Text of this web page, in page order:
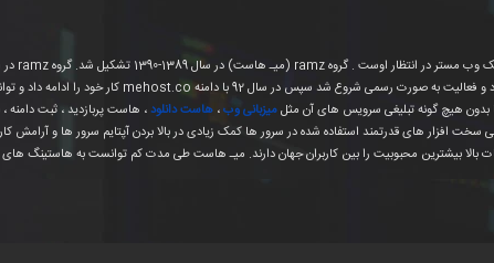
بدون هیچ گونه تبلیغی سرویس های آن مثلمیزبانی وب،هاست دانلود، هاست پربازدید ، ثبت
سخت افزار های قدرتمند استفاده شده در سرور ها کمک زیادی در بالا بردن آپتایم سرور ها و آرامش
بالا بیشترین محبوبیت را بین کاربران جهان دارند. میـ هاست طی مدت کم توانست به هاستینگ های